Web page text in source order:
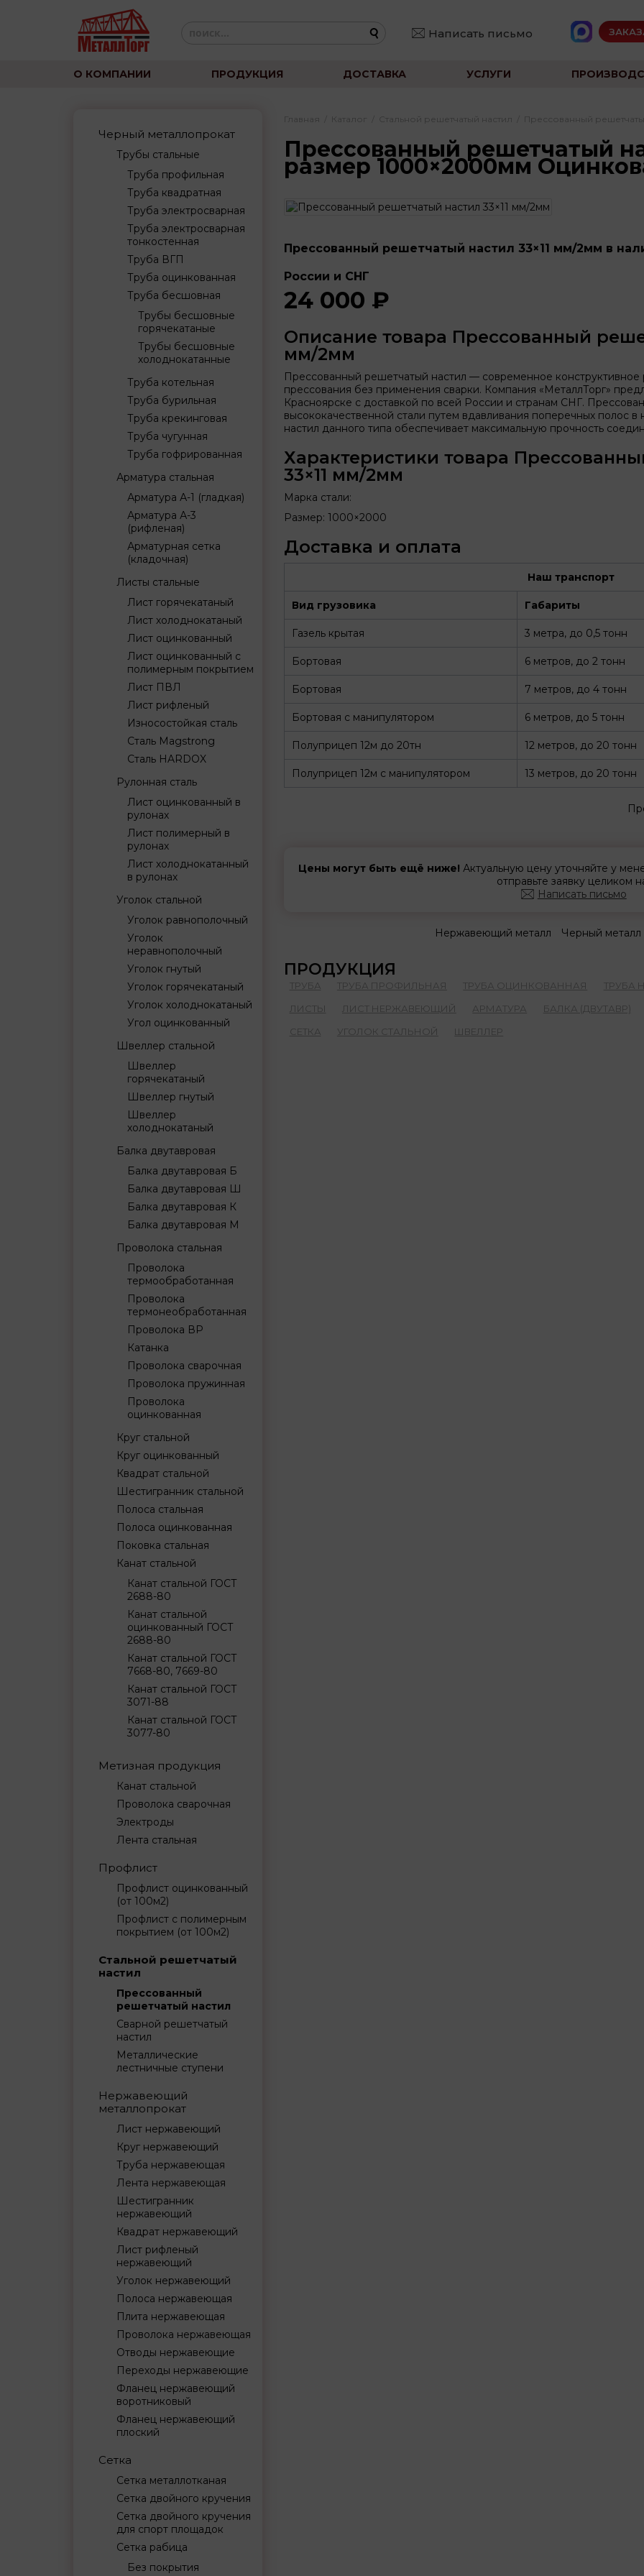
Написать письмо
О КОМПАНИИ ПРОДУКЦИЯ ДОСТАВКА УСЛУГИ
Черный металлопрокат
Трубы стальные
Труба профильная
Труба квадратная
Труба электросварная
Труба электросварная
тонкостенная
Труба ВГП
Труба оцинкованная
Труба бесшовная
Трубы бесшовные
горячекатаные
Трубы бесшовные
холоднокатанные
Труба котельная
Труба бурильная
Труба крекинговая
Труба чугунная
Труба гофрированная
Арматура стальная
Арматура А-1 (гладкая)
Арматура А-3
(рифленая)
Арматурная сетка
(кладочная)
Листы стальные
Лист горячекатаный
Лист холоднокатаный
Лист оцинкованный
Лист оцинкованный с
полимерным покрытием
Лист ПВЛ
Лист рифленый
Износостойкая сталь
Сталь Magstrong
Сталь HARDOX
Рулонная сталь
Лист оцинкованный в
рулонах
Лист полимерный в
рулонах
Лист холоднокатанный
в рулонах
Уголок стальной
Уголок равнополочный
Уголок
неравнополочный
Уголок гнутый
Уголок горячекатаный
Уголок холоднокатаный
Угол оцинкованный
Швеллер стальной
Швеллер
горячекатаный
Швеллер гнутый
Швеллер
холоднокатаный
Балка двутавровая
Балка двутавровая Б
Балка двутавровая Ш
Балка двутавровая К
Балка двутавровая М
Проволока стальная
Проволока
термообработанная
Проволока
термонеобработанная
Проволока ВР
Катанка
Проволока сварочная
Проволока пружинная
Проволока
оцинкованная
Круг стальной
Круг оцинкованный
Квадрат стальной
Шестигранник стальной
Полоса стальная
Полоса оцинкованная
Поковка стальная
Канат стальной
Канат стальной ГОСТ
2688-80
Канат стальной
оцинкованный ГОСТ
2688-80
Канат стальной ГОСТ
7668-80, 7669-80
Канат стальной ГОСТ
3071-88
Канат стальной ГОСТ
3077-80
Метизная продукция
Канат стальной
Проволока сварочная
Электроды
Лента стальная
Профлист
Профлист оцинкованный
(от 100м2)
Профлист с полимерным
покрытием (от 100м2)
Стальной решетчатый
настил
Прессованный
решетчатый настил
Сварной решетчатый
настил
Металлические
лестничные ступени
Нержавеющий
металлопрокат
Лист нержавеющий
Круг нержавеющий
Труба нержавеющая
Лента нержавеющая
Шестигранник
нержавеющий
Квадрат нержавеющий
Лист рифленый
нержавеющий
Уголок нержавеющий
Полоса нержавеющая
Плита нержавеющая
Проволока нержавеющая
Отводы нержавеющие
Переходы нержавеющие
Фланец нержавеющий
воротниковый
Фланец нержавеющий
плоский
Сетка
Сетка металлотканая
Сетка двойного кручения
Сетка двойного кручения
для спорт площадок
Сетка рабица
Без покрытия
Главная Каталог Стальной решетчатый настил Прессованный
Прессованный решетчатый
размер 1000×2000мм
Прессованный решетчатый настил 33×11 мм/2мм в
России и СНГ
24 000 ₽
Описание товара Прессованный
мм/2мм
Прессованный решетчатый настил — современное
прессования без применения сварки. Компания «МеталлТорг»
Красноярске с доставкой по всей России и странам СНГ.
высококачественной стали путем вдавливания поперечных полос
настил данного типа обеспечивает максимальную прочность
Характеристики товара
33×11 мм/2мм
Марка стали:
Размер: 1000×2000
Доставка и оплата
Наш транспорт
Вид грузовика Габариты
Газель крытая 3 метра, до 0,5 тонн
Бортовая 6 метров, до 2 тонн
Бортовая 7 метров, до 4 тонн
Бортовая с манипулятором 6 метров, до 5 тонн
Полуприцеп 12м до 20тн 12 метров, до 20 тонн
Полуприцеп 12м с манипулятором 13 метров, до 20 тонн
Цены могут быть ещё ниже! Актуальную цену уточняйте у
отправьте заявку целиком
Написать письмо
Нержавеющий металл Черный металл
ПРОДУКЦИЯ
ТРУБА ТРУБА ПРОФИЛЬНАЯ ТРУБА ОЦИНКОВАННАЯ
ТРУБА
ЛИСТЫ
ЛИСТ НЕРЖАВЕЮЩИЙ АРМАТУРА
БАЛКА (ДВУТАВР)
СЕТКА
УГОЛОК СТАЛЬНОЙ ШВЕЛЛЕР